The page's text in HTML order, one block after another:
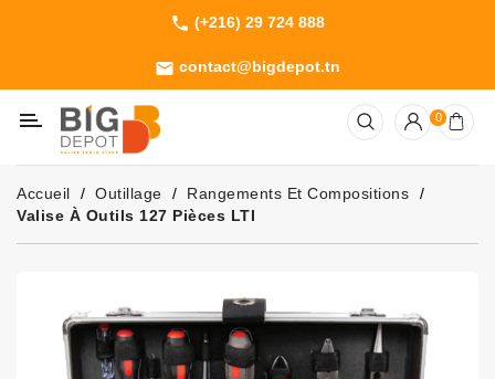
phone (+216) 29 724 888
email contact@bigdepot.tn
Machines
Outillage
Jardinage
Consommables
0
Accueil Outillage
Rangements Et Compositions
Valise À Outils 127 Pièces LTI